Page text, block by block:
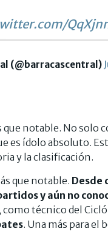
(@barracascentral)
notable. No solo
es ídolo absoluto.
y la clasificación.
que notable. Desde
y aún no
técnico del
. Una más para el